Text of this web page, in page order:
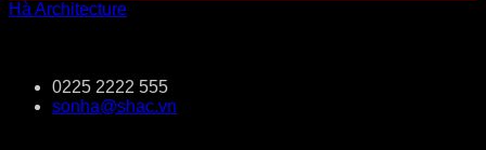
0225 2222 555
sonha@shac.vn